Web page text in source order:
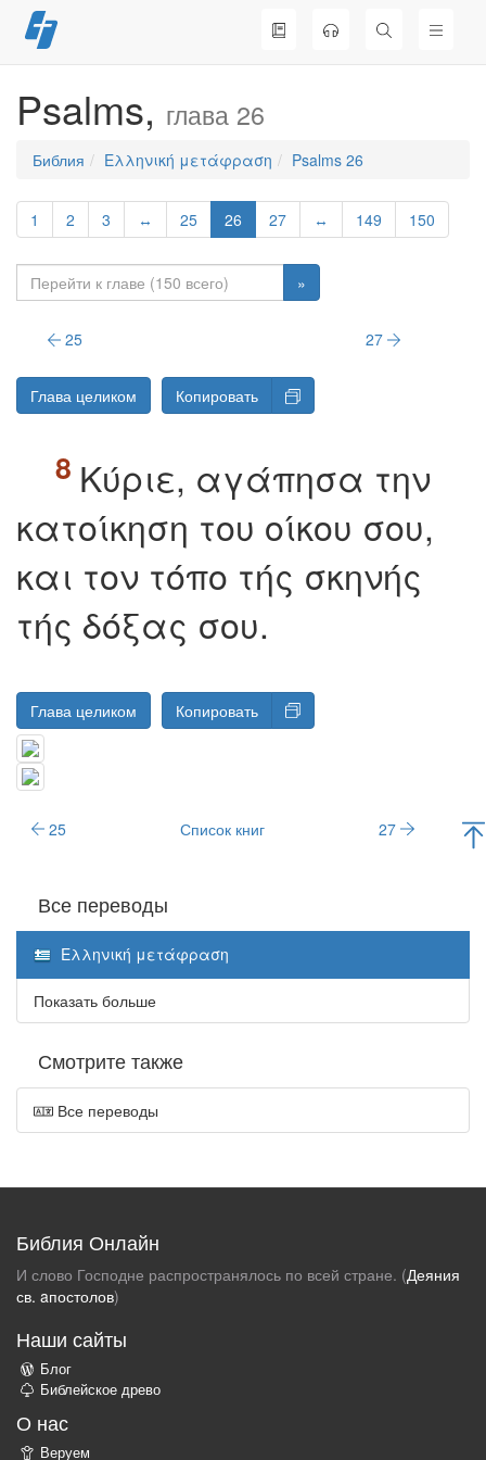
Перейти
к
Psalms, глава 26
Библия Ελληνική μετάφραση Psalms 26
1 2 3 ↔ 25 26 27 ↔ 149 150
»
25 27
Глава целиком Копировать
Kύριε, αγάπησα την
κατoίκηση τoυ oίκoυ σoυ,
και τoν τόπo τής σκηνής
τής δόξας σoυ.
Глава целиком Копировать
25 Список книг 27
Все переводы
Ελληνική μετάφραση
Показать больше
Смотрите также
Все переводы
Библия Онлайн
И слово Господне распространялось по всей стране. (Деяния
св. aпостолов)
Наши сайты
Блог
Библейское древо
О нас
Веруем